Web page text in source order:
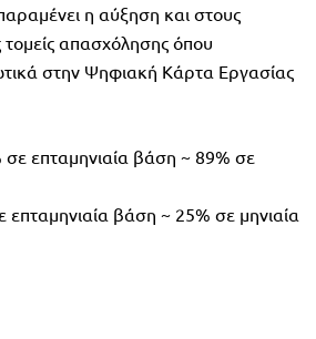
η αύξηση και στους
απασχόλησης όπου
στην Ψηφιακή Κάρτα Εργασίας
επταμηνιαία βάση ~ 89% σε
βάση ~ 25% σε μηνιαία